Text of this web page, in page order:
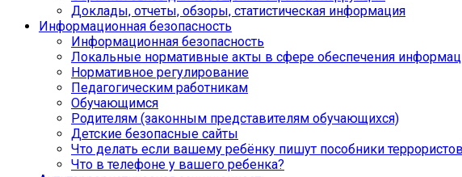
Доклады, отчеты, обзоры, статистическая информация
Информационная безопасность
Информационная безопасность
Локальные нормативные акты в сфере обеспечения
Нормативное регулирование
Педагогическим работникам
Обучающимся
Родителям (законным представителям обучающихся)
Детские безопасные сайты
Что делать если вашему ребёнку пишут пособники
Что в телефоне у вашего ребенка?